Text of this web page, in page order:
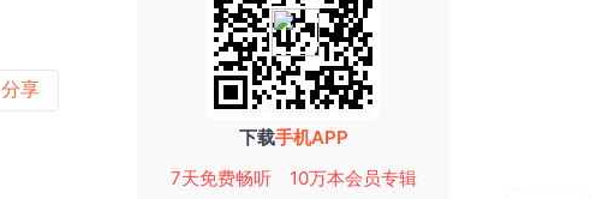
分享
下载手机APP
7天免费畅听
10万本会员专辑